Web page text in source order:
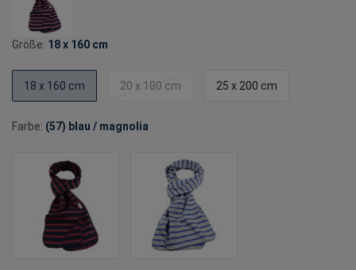
Größe: 18 x 160 cm
18 x 160 cm 20 x 180 cm 25 x 200 cm
Farbe: (57) blau / magnolia